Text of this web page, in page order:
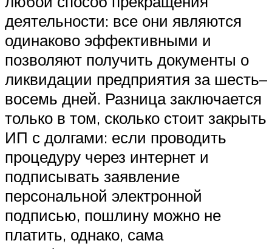
деятельности: все они являются
одинаково эффективными и
позволяют получить документы о
ликвидации предприятия за шесть–
восемь дней. Разница заключается
только в том, сколько стоит закрыть
ИП с долгами: если проводить
процедуру через интернет и
подписывать заявление
персональной электронной
подписью, пошлину можно не
платить, однако, сама